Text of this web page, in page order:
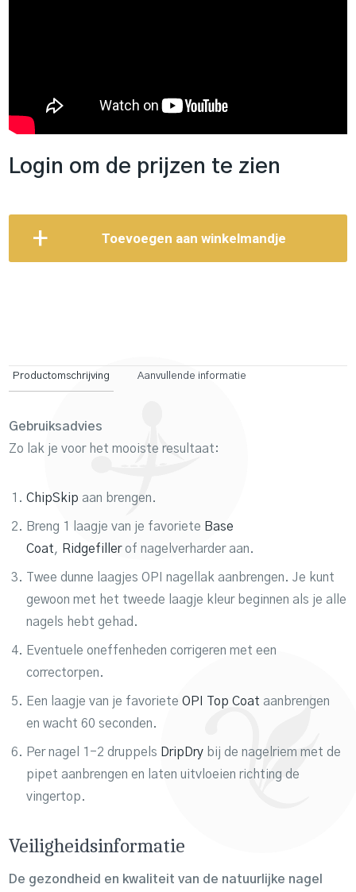
Login om de prijzen te zien
Toevoegen aan winkelmandje
Productomschrijving Aanvullende informatie
Gebruiksadvies
Zo lak je voor het mooiste resultaat:
ChipSkip aan brengen.
Breng 1 laagje van je favoriete Base
Coat, Ridgefillerof nagelverharder aan.
Twee dunne laagjes OPI nagellak aanbrengen. Je kunt
gewoon met het tweede laagje kleur beginnen als je alle
nagels hebt gehad.
Eventuele oneffenheden corrigeren met een
correctorpen.
Een laagje van je favorieteOPI Top Coat aanbrengen
en wacht 60 seconden.
Per nagel 1-2 druppels DripDry bij de nagelriem met de
pipet aanbrengen en laten uitvloeien richting de
vingertop.
Veiligheidsinformatie
De gezondheid en kwaliteit van de natuurlijke nagel